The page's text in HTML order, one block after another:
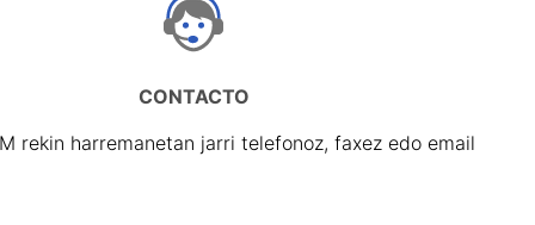
CONTACTO
rekin harremanetan jarri telefonoz, faxez edo email